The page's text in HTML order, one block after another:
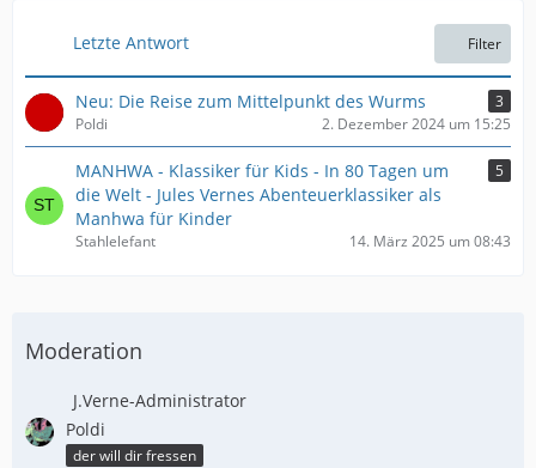
Letzte Antwort Filter
Neu: Die Reise zum Mittelpunkt des Wurms
3
Poldi
2. Dezember 2024 um 15:25
MANHWA - Klassiker für Kids - In 80 Tagen um
die Welt - Jules Vernes Abenteuerklassiker als
Manhwa für Kinder
5
Stahlelefant 14. März 2025 um 08:43
Moderation
J.Verne-Administrator
Poldi
der will dir fressen